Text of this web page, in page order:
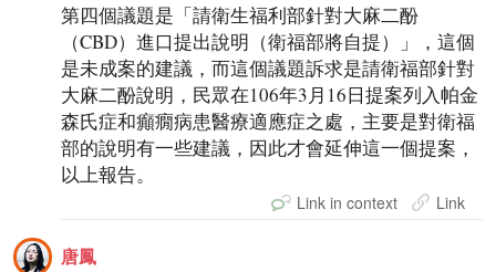
第四個議題是「請衛生福利部針對大麻二酚
（CBD）進口提出說明（衛福部將自提）」，這個
是未成案的建議，而這個議題訴求是請衛福部針對
大麻二酚說明，民眾在106年3月16日提案列入帕金
森氏症和癲癇病患醫療適應症之處，主要是對衛福
部的說明有一些建議，因此才會延伸這一個提案，
以上報告。
Link in context Link
唐鳳